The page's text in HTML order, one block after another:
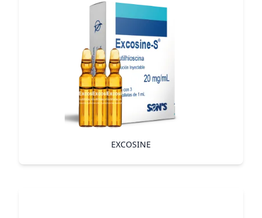
EXCOSINE